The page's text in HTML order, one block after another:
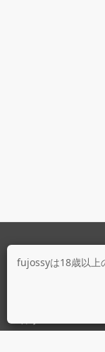
fujossyは18歳以上
fujossyについ